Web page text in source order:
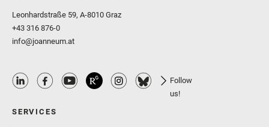
Leonhardstraße 59, A-8010 Graz
+43 316 876-0
info@joanneum.at
Follow
us!
SERVICES